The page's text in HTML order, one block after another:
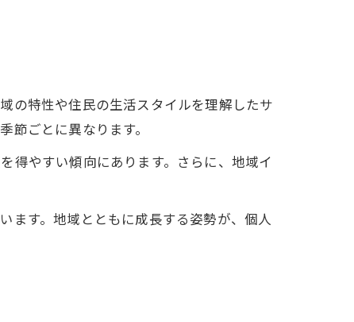
の特性や住民の生活スタイルを理解したサ
ごとに異なります。
得やすい傾向にあります。さらに、地域イ
ます。地域とともに成長する姿勢が、個人